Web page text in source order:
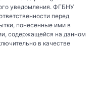
уведомления. ФГБНУ
перед
понесенные ими в
содержащейся на данном
в качестве